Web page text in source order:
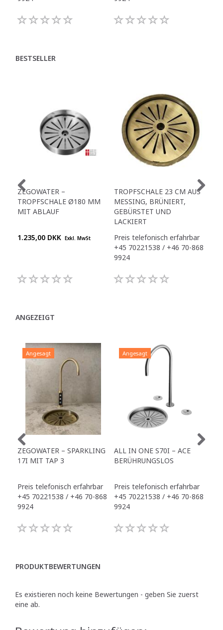
BESTSELLER
ZEGOWATER –
TROPFSCHALE Ø180 MM
MIT ABLAUF
1.235,00 DKK Exkl. MwSt
TROPFSCHALE 23 CM AUS
MESSING, BRÜNIERT,
GEBÜRSTET UND
LACKIERT
Preis telefonisch erfahrbar
+45 70221538 / +46 70-868
9924
ANGEZEIGT
Angesagt
ZEGOWATER – SPARKLING
17I MIT TAP 3
Preis telefonisch erfahrbar
+45 70221538 / +46 70-868
9924
Angesagt
ALL IN ONE S70I – ACE
BERÜHRUNGSLOS
Preis telefonisch erfahrbar
+45 70221538 / +46 70-868
9924
PRODUKTBEWERTUNGEN
Es existieren noch keine Bewertungen - geben Sie zuerst
eine ab.